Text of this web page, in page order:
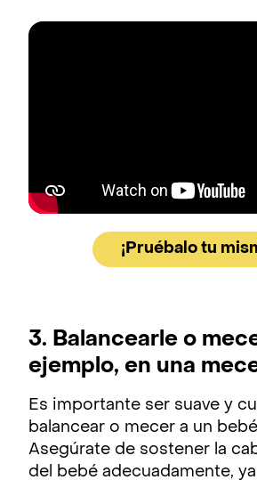
¡Pruébalo tu
3. Balancearle o
ejemplo, en una
Es importante ser suave y
balancear o mecer a un
Asegúrate de sostener la
del bebé adecuadamente,